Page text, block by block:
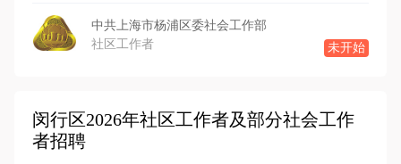
中共上海市杨浦区委社会工作部
未开始
社区工作者
闵行区2026年社区工作者及部分社会工作
者招聘